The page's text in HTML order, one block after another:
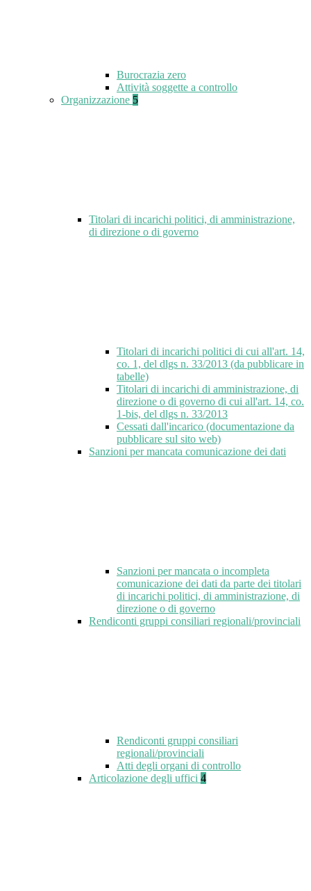
Burocrazia zero
Attività soggette a controllo
Organizzazione 5
Titolari di incarichi politici, di amministrazione,
di direzione o di governo
Titolari di incarichi politici di cui all'art. 14,
co. 1, del dlgs n. 33/2013 (da pubblicare in
tabelle)
Titolari di incarichi di amministrazione, di
direzione o di governo di cui all'art. 14, co.
1-bis, del dlgs n. 33/2013
Cessati dall'incarico (documentazione da
pubblicare sul sito web)
Sanzioni per mancata comunicazione dei dati
Sanzioni per mancata o incompleta
comunicazione dei dati da parte dei titolari
di incarichi politici, di amministrazione, di
direzione o di governo
Rendiconti gruppi consiliari regionali/provinciali
Rendiconti gruppi consiliari
regionali/provinciali
Atti degli organi di controllo
Articolazione degli uffici 4